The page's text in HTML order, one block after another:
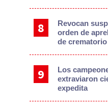
Revocan
orden de
de
Los
extraviaron
expedita